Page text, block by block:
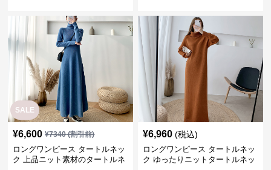
SALE
¥6,600 ¥7340(割引前)
ロングワンピース タートルネッ
ク 上品ニット素材のタートルネ
¥6,960 (税込)
ロングワンピース タートルネッ
ク ゆったりニットタートルネッ